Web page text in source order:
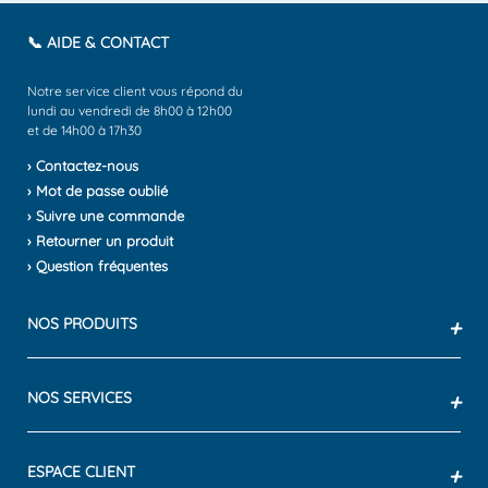
📞 AIDE & CONTACT
Notre service client vous répond du
lundi au vendredi de 8h00 à 12h00
et de 14h00 à 17h30
› Contactez-nous
› Mot de passe oublié
› Suivre une commande
› Retourner un produit
› Question fréquentes
NOS PRODUITS +
NOS SERVICES +
ESPACE CLIENT +